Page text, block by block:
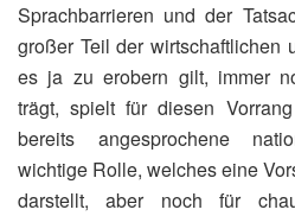
Sprachbarrieren und der
großer Teil der wirtschaftlichen
es ja zu erobern gilt, immer
trägt, spielt für diesen
bereits angesprochene
wichtige Rolle, welches eine
darstellt, aber noch für